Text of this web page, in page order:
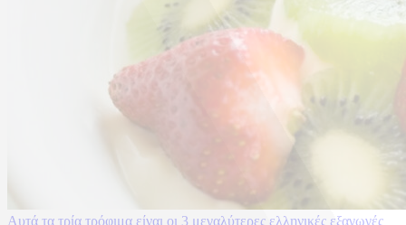
Αυτά τα τρία τρόφιμα είναι οι 3 μεγαλύτερες ελληνικές εξαγωγές